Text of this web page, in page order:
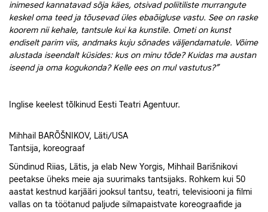
inimesed kannatavad sõja käes, otsivad poliitiliste murrangute
keskel oma teed ja tõusevad üles ebaõigluse vastu. See on raske
koorem nii kehale, tantsule kui ka kunstile. Ometi on kunst
endiselt parim viis, andmaks kuju sõnades väljendamatule. Võime
alustada iseendalt küsides: kus on minu tõde? Kuidas ma austan
iseend ja oma kogukonda? Kelle ees on mul vastutus?”
Inglise keelest tõlkinud Eesti Teatri Agentuur.
Mihhail BARÕŠNIKOV, Läti/USA
Tantsija, koreograaf
Sündinud Riias, Lätis, ja elab New Yorgis, Mihhail Barišnikovi
peetakse üheks meie aja suurimaks tantsijaks. Rohkem kui 50
aastat kestnud karjääri jooksul tantsu, teatri, televisiooni ja filmi
vallas on ta töötanud paljude silmapaistvate koreograafide ja